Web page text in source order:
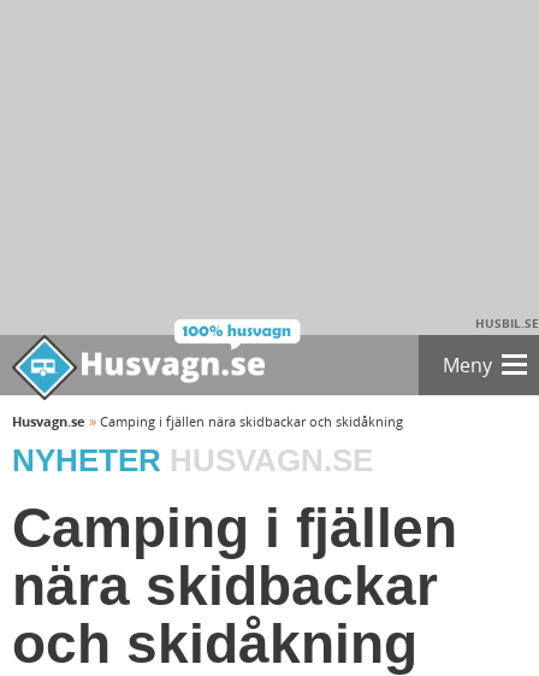
HUSBIL.SE
Meny
Husvagn.se » Camping i fjällen nära skidbackar och skidåkning
NYHETER HUSVAGN.SE
Camping i fjällen
nära skidbackar
och skidåkning